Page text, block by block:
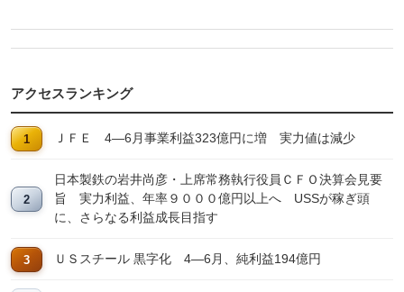
アクセスランキング
ＪＦＥ 4―6月事業利益323億円に増 実力値は減少
日本製鉄の岩井尚彦・上席常務執行役員ＣＦＯ決算会見要
旨 実力利益、年率９０００億円以上へ USSが稼ぎ頭
に、さらなる利益成長目指す
ＵＳスチール 黒字化 4―6月、純利益194億円